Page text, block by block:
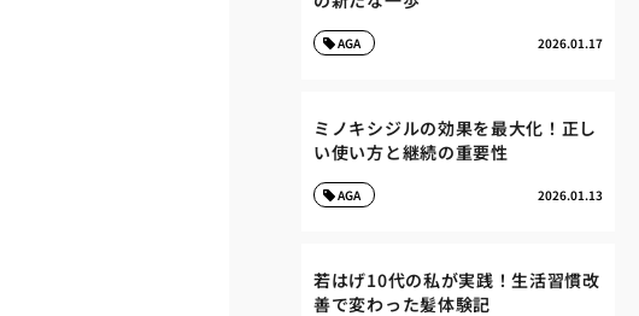
2026.01.17
AGA
ミノキシジルの効果を最大化！正し
い使い方と継続の重要性
2026.01.13
AGA
若はげ10代の私が実践！生活習慣改
善で変わった髪体験記